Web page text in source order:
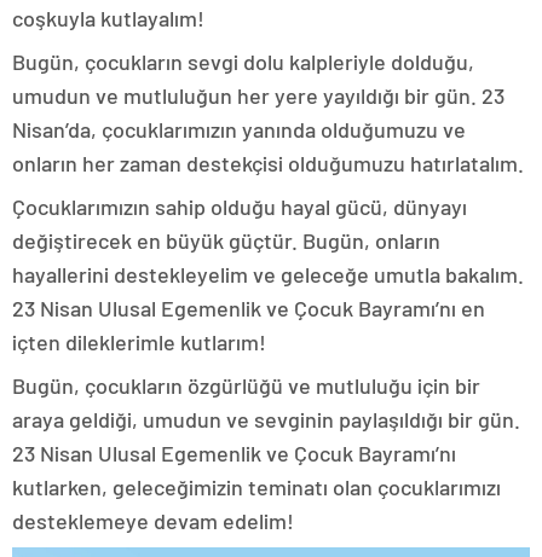
coşkuyla kutlayalım!
Bugün, çocukların sevgi dolu kalpleriyle dolduğu,
umudun ve mutluluğun her yere yayıldığı bir gün. 23
Nisan’da, çocuklarımızın yanında olduğumuzu ve
onların her zaman destekçisi olduğumuzu hatırlatalım.
Çocuklarımızın sahip olduğu hayal gücü, dünyayı
değiştirecek en büyük güçtür. Bugün, onların
hayallerini destekleyelim ve geleceğe umutla bakalım.
23 Nisan Ulusal Egemenlik ve Çocuk Bayramı’nı en
içten dileklerimle kutlarım!
Bugün, çocukların özgürlüğü ve mutluluğu için bir
araya geldiği, umudun ve sevginin paylaşıldığı bir gün.
23 Nisan Ulusal Egemenlik ve Çocuk Bayramı’nı
kutlarken, geleceğimizin teminatı olan çocuklarımızı
desteklemeye devam edelim!